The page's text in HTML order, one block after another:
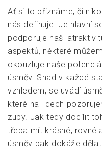
Ať si to přiznáme, či
nás definuje. Je hlavní
podporuje naši
aspektů, některé
okouzluje naše
úsměv. Snad v každé
vzhledem, se uvádí
které na lidech
zuby. Jak tedy docílit
třeba mít krásné, rovné
úsměv pak dokáže